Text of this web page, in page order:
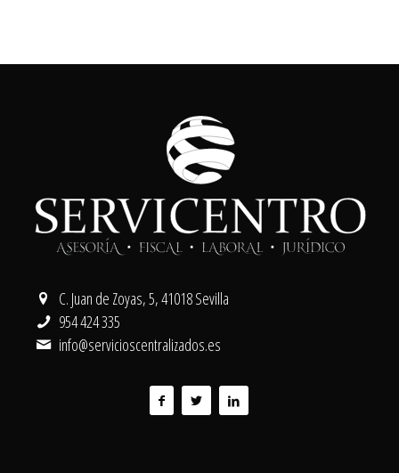
C. Juan de Zoyas, 5, 41018 Sevilla
954 424 335
info@servicioscentralizados.es